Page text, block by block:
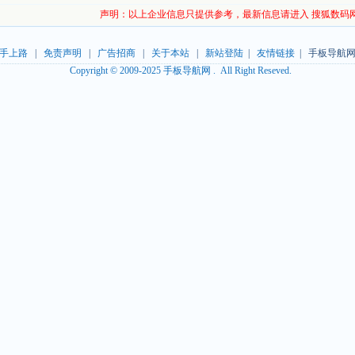
声明：以上企业信息只提供参考，最新信息请进入 搜狐数码
上路| 免责声明 广告招商| 关于本站| 新站登陆| 友情链接| 手板导航
Copyright © 2009-2025 手板导航网 . All Right Reseved.